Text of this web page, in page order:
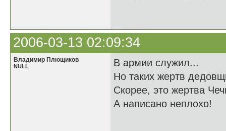
2006-03-13 02:09:34
Владимир Плющиков
NULL
В армии служил...
Но таких жертв
Скорее, это жертва
А написано неплохо!